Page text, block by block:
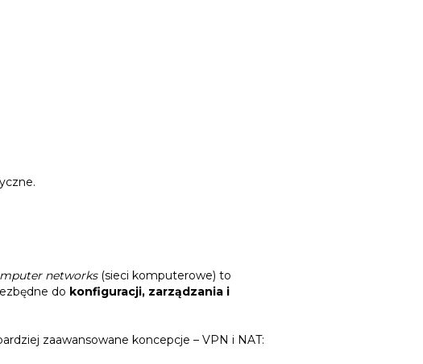
networks(sieci komputerowe) to
do konfiguracji, zarządzania i
zaawansowane koncepcje – VPN i NAT: